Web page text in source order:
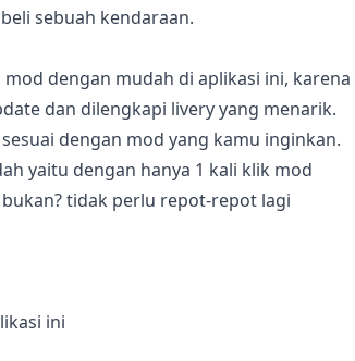
sebuah kendaraan.
dengan mudah di aplikasi ini, karena
dan dilengkapi livery yang menarik.
dengan mod yang kamu inginkan.
yaitu dengan hanya 1 kali klik mod
tidak perlu repot-repot lagi
ini